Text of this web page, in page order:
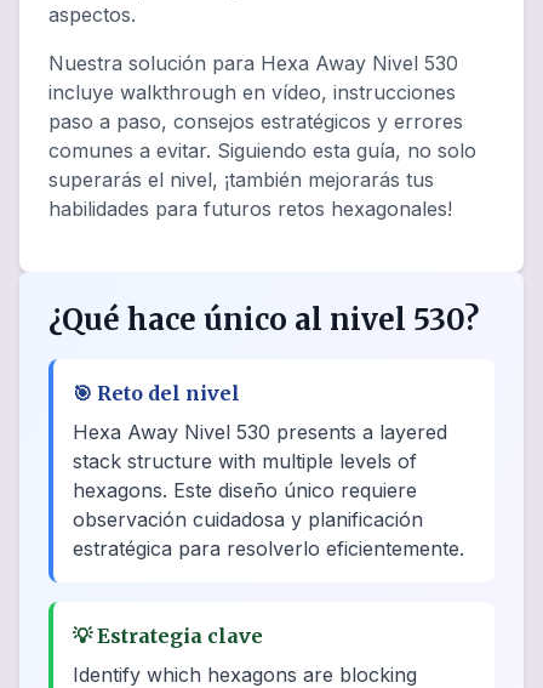
aspectos.
Nuestra solución para Hexa Away Nivel 530
incluye walkthrough en vídeo, instrucciones
paso a paso, consejos estratégicos y errores
comunes a evitar. Siguiendo esta guía, no solo
superarás el nivel, ¡también mejorarás tus
habilidades para futuros retos hexagonales!
¿Qué hace único al nivel 530?
🎯 Reto del nivel
Hexa Away Nivel 530 presents a layered
stack structure with multiple levels of
hexagons. Este diseño único requiere
observación cuidadosa y planificación
estratégica para resolverlo eficientemente.
💡Estrategia clave
Identify which hexagons are blocking